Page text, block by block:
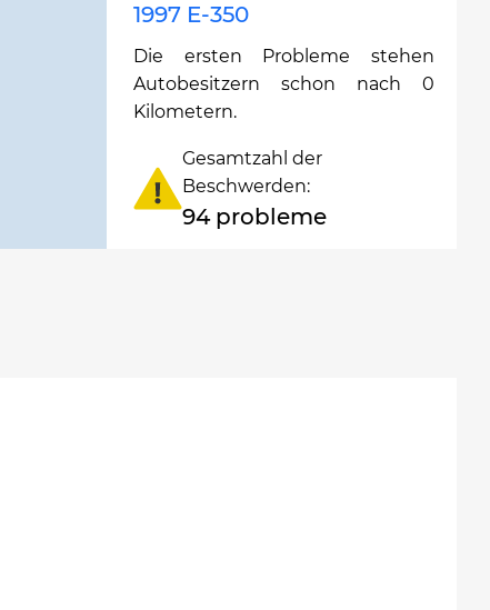
1997 E-350
Die ersten Probleme stehen
Autobesitzern schon nach 0
Kilometern.
Gesamtzahl der
Beschwerden:
94 probleme